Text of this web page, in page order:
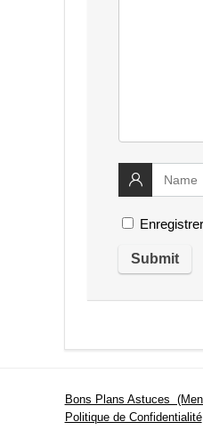
Bons Plans Astuces
Politique de Confidentialité